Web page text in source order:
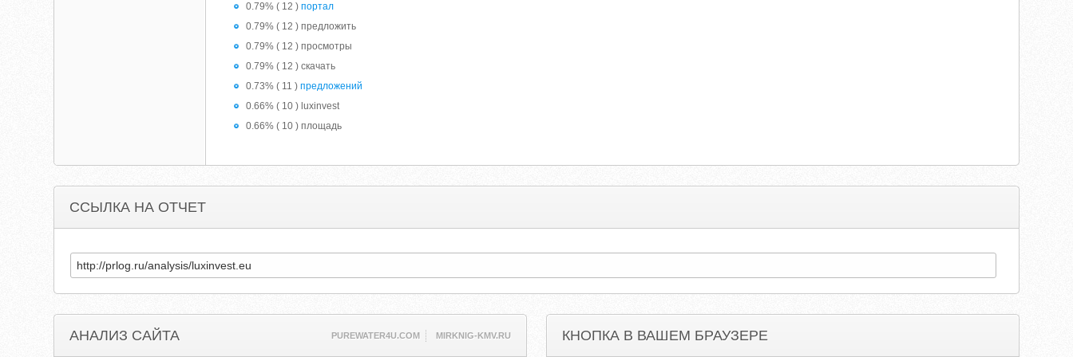
0.79% ( 12 )портал
0.79% ( 12 ) предложить
0.79% ( 12 ) просмотры
0.79% ( 12 ) скачать
0.73% ( 11 )предложений
0.66% ( 10 ) luxinvest
0.66% ( 10 ) площадь
ССЫЛКА НА ОТЧЕТ
АНАЛИЗ САЙТА PUREWATER4U.COM MIRKNIG-KMV.RU КНОПКА В ВАШЕМ БРАУЗЕРЕ